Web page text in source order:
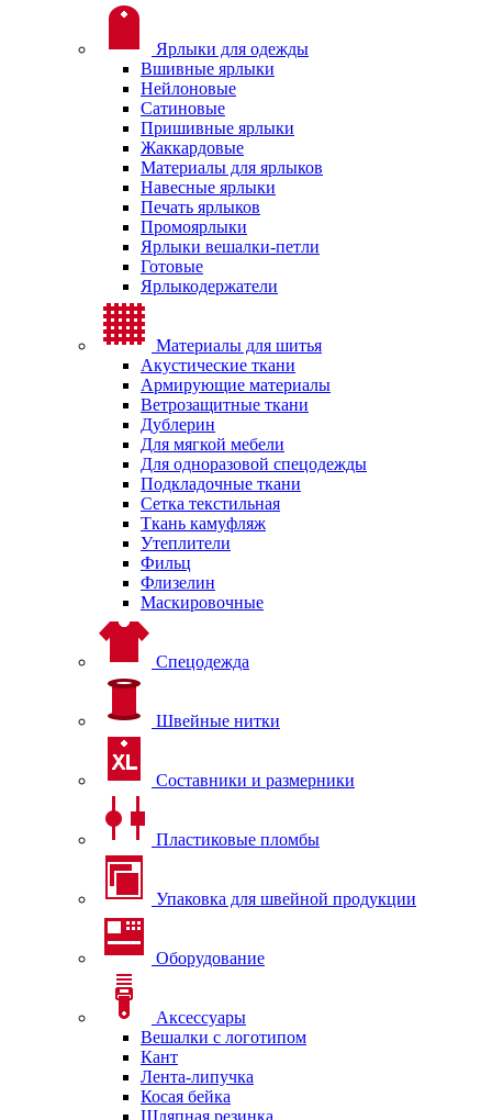
Ярлыки для одежды
Вшивные ярлыки
Нейлоновые
Сатиновые
Пришивные ярлыки
Жаккардовые
Материалы для ярлыков
Навесные ярлыки
Печать ярлыков
Промоярлыки
Ярлыки вешалки-петли
Готовые
Ярлыкодержатели
Материалы для шитья
Акустические ткани
Армирующие материалы
Ветрозащитные ткани
Дублерин
Для мягкой мебели
Для одноразовой спецодежды
Подкладочные ткани
Сетка текстильная
Ткань камуфляж
Утеплители
Фильц
Флизелин
Маскировочные
Спецодежда
Швейные нитки
Составники и размерники
Пластиковые пломбы
Упаковка для швейной продукции
Оборудование
Аксессуары
Вешалки с логотипом
Кант
Лента-липучка
Косая бейка
Шляпная резинка